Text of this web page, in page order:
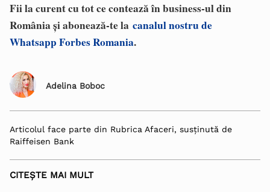
Fii la curent cu tot ce contează în business-ul din
România și abonează-te la canalul nostru de
Whatsapp Forbes Romania.
Adelina Boboc
Articolul face parte din Rubrica Afaceri, susținută de
Raiffeisen Bank
CITEȘTE MAI MULT